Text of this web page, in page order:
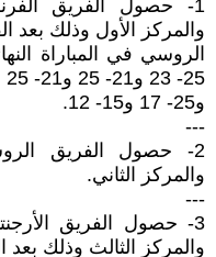
1- حصول الفريق
والمركز الأول وذلك بعد
25- 23 و21- 25 و21- 25
و25- 17 و15- 12.
---
2- حصول الفريق
والمركز الثاني.
---
3- حصول الفريق
والمركز الثالث وذلك بعد